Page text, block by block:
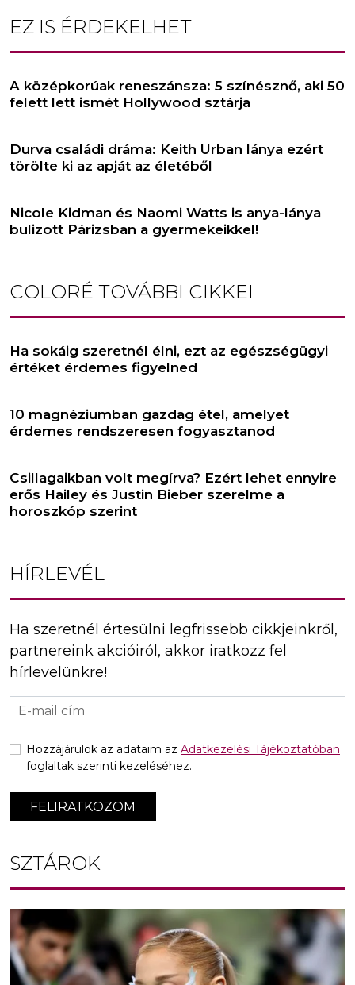
EZ IS ÉRDEKELHET
A középkorúak reneszánsza: 5 színésznő, aki 50
felett lett ismét Hollywood sztárja
Durva családi dráma: Keith Urban lánya ezért
törölte ki az apját az életéből
Nicole Kidman és Naomi Watts is anya-lánya
bulizott Párizsban a gyermekeikkel!
COLORÉ TOVÁBBI CIKKEI
Ha sokáig szeretnél élni, ezt az egészségügyi
értéket érdemes figyelned
10 magnéziumban gazdag étel, amelyet
érdemes rendszeresen fogyasztanod
Csillagaikban volt megírva? Ezért lehet ennyire
erős Hailey és Justin Bieber szerelme a
horoszkóp szerint
HÍRLEVÉL
Ha szeretnél értesülni legfrissebb cikkjeinkről,
partnereink akcióiról, akkor iratkozz fel
hírlevelünkre!
FELIRATKOZOM
Hozzájárulok az adataim az Adatkezelési Tájékoztatóban
foglaltak szerinti kezeléséhez.
SZTÁROK